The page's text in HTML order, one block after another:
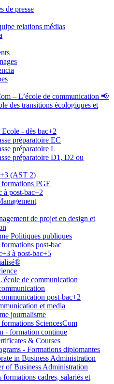
de presse
relations médias
– L’école de communication 📢
des transitions écologiques et
- dès bac+2
préparatoire EC
préparatoire L
préparatoire D1, D2 ou
(AST 2)
formations PGE
à post-bac+2
de projet en design et
Politiques publiques
post-bac
à post-bac+5
de communication
post-bac+2
et media
journalisme
SciencesCom
- formation continue
& Courses
- Formations diplomantes
in Business Administration
of Business Administration
formations cadres, salariés et